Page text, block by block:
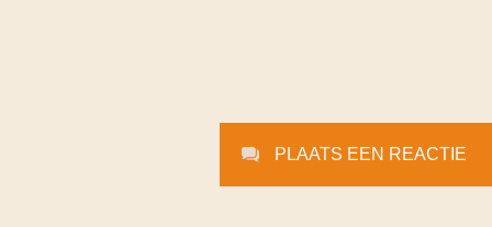
PLAATS EEN REACTIE